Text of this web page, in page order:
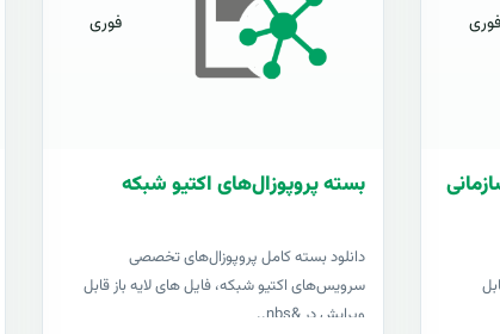
فوری
فوری
بسته پروپوزال‌های اکتیو شبکه
دانلود بسته کامل پروپوزال‌های تخصصی
سرویس‌های اکتیو شبکه، فایل های لایه باز قابل
ویرایش در &nbs..